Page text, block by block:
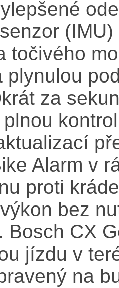
točivého
plynulou
za
Alarm v
proti
bez
Bosch CX
jízdu v
na